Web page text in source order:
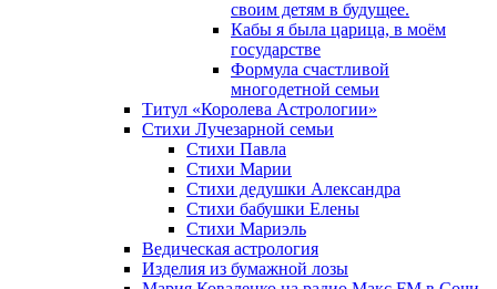
своим детям в будущее.
Кабы я была царица, в моëм
государстве
Формула счастливой
многодетной семьи
Титул «Королева Астрологии»
Стихи Лучезарной семьи
Стихи Павла
Стихи Марии
Стихи дедушки Александра
Стихи бабушки Елены
Стихи Мариэль
Ведическая астрология
Изделия из бумажной лозы